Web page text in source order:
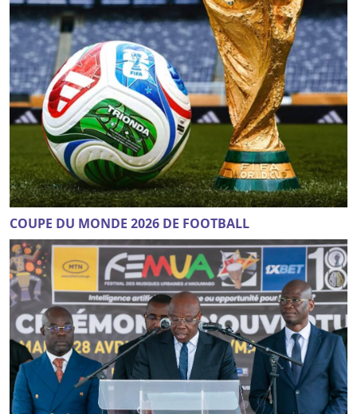
COUPE DU MONDE 2026 DE FOOTBALL